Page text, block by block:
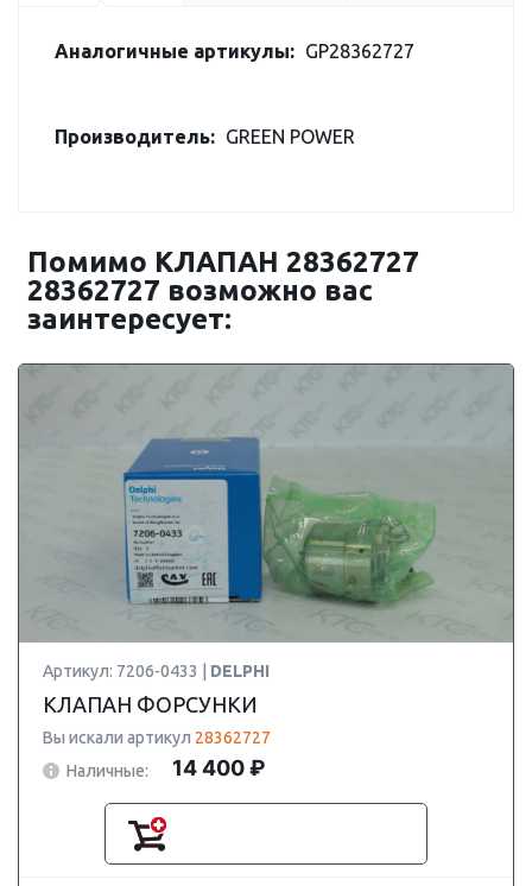
Аналогичные артикулы: GP28362727
Производитель: GREEN POWER
Помимо КЛАПАН 28362727
28362727 возможно вас
заинтересует:
Артикул: 7206-0433 | DELPHI
КЛАПАН ФОРСУНКИ
Вы искали артикул 28362727
Наличные:
14 400 ₽